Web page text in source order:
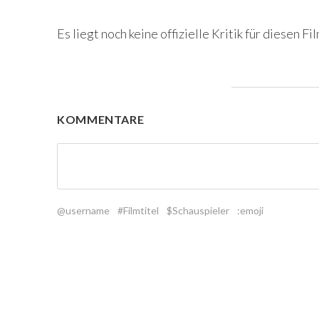
Es liegt noch keine offizielle Kritik für diesen
KOMMENTARE
@username #Filmtitel $Schauspieler :emoji